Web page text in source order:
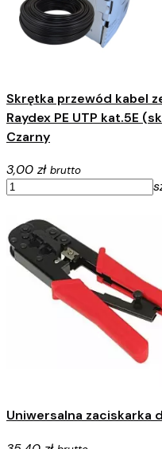
Skrętka przewód kabel
Raydex PE UTP kat.5E
Czarny
3,00 zł brutto
Uniwersalna zaciskarka